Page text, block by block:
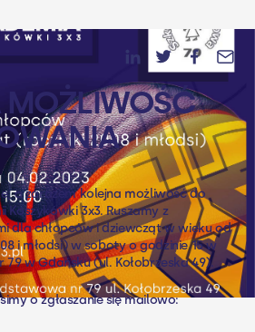
MOŻLIWOŚĆ
a zarazem kolejna możliwość do
Koszykówki 3x3. Ruszamy z
dla chłopców i dziewcząt w wieku od
i młodsi) w soboty o godzinie 15 w
79 w Gdańsku (ul. Kołobrzeska 49).
o zgłaszanie się mailowo: